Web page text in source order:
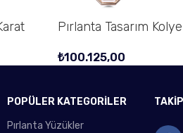
Pırlanta Tasarım
₺100.125,00
POPÜLER KATEGORİLER
Pırlanta Yüzükler